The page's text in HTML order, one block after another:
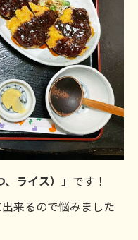
ライス）」 です！
来るので悩みました